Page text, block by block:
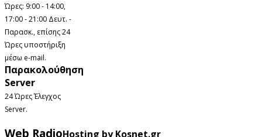
Ώρες: 9:00 - 14:00,
17:00 - 21:00 Δευτ. -
Παρασκ., επίσης 24
Ώρες υποστήριξη
μέσω e-mail.
Παρακολούθηση
Server
24 Ώρες Έλεγχος
Server.
Web RadioHosting by Kosnet.gr